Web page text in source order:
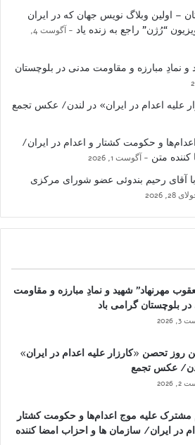
– اولین وبلاگ نویس جهان که در ایران
“رُژن” راجع به زنده یاد
آگوست 4,
و نمادِ مبارزه و مقاومت مدنی در بلوچستان
علیه اعدام در ایران» در لندن/ عکس تجمع
و حکومت کشتار و اعدام در ایران/
متن
آگوست 1, 2026
با آقای رحیم بندوئی عضو شورای مرکزی
28, 2026
مهرنهاد” شهید و نمادِ مبارزه و مقاومت
بلوچستان گرامی باد
2026
روز تحصن «کارزار علیه اعدام در ایران»
عکس تجمع
2026
مشترک علیه موج اعدام‌ها و حکومت کشتار
در ایران/ سازمان ها و احزاب امضا کننده